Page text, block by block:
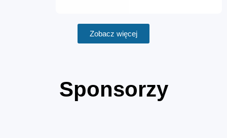
Zobacz więcej
Sponsorzy